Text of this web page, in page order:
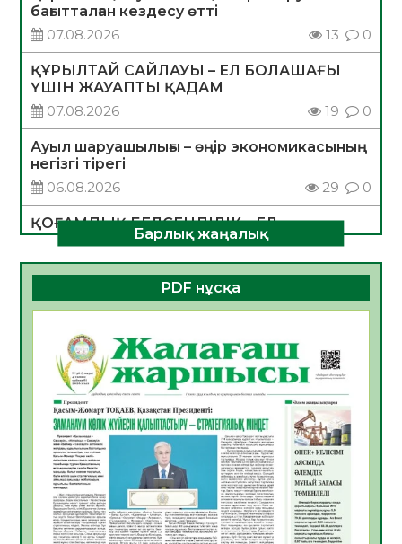
бағытталған кездесу өтті
07.08.2026
13 0
ҚҰРЫЛТАЙ САЙЛАУЫ – ЕЛ БОЛАШАҒЫ
ҮШІН ЖАУАПТЫ ҚАДАМ
07.08.2026
19 0
Ауыл шаруашылығы – өңір экономикасының
негізгі тірегі
06.08.2026
29 0
ҚОҒАМДЫҚ БЕЛСЕНДІЛІК – ЕЛ
ДАМУЫНЫҢ НЕГІЗІ
06.08.2026
28 0
ҚҰРЫЛТАЙ САЙЛАУЫ – БОЛАШАҚҚА
БАСТАР ЖАУАПТЫ ТАҢДАУ
06.08.2026
Инфекциялық ауруларға қарсы иммундау
жұмыстарының тиімділігі
06.08.2026
Көкжөтел ауруы туралы
06.08.2026
28
АПВ вакцинасы туралы мәлімет
06.08.2026
29
Барлық жаңалық
PDF нұсқа